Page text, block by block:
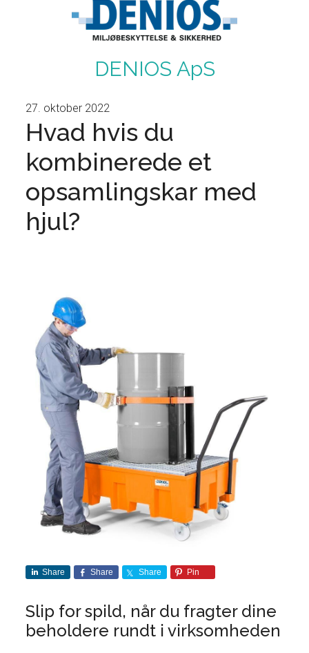
DENIOS ApS
27. oktober 2022
Hvad hvis du
kombinerede et
opsamlingskar med
hjul?
Share Share Share Pin
Slip for spild, når du fragter dine
beholdere rundt i virksomheden